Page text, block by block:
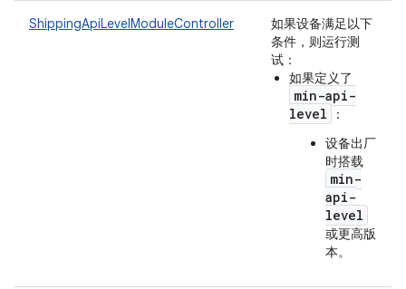
ShippingApiLevelModuleController
如果设备满足以下
条件，则运行测
试：
如果定义了
min-api-
level
：
设备出厂
时搭载
min-
api-
level
或更高版
本。